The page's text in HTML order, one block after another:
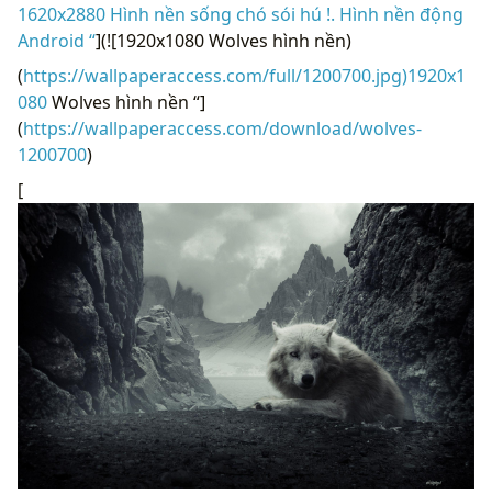
1620x2880 Hình nền sống chó sói hú !. Hình nền động
Android “](![1920x1080 Wolves hình nền)
(https://wallpaperaccess.com/full/1200700.jpg)1920x1
080Wolves hình nền “]
(https://wallpaperaccess.com/download/wolves-
1200700)
[